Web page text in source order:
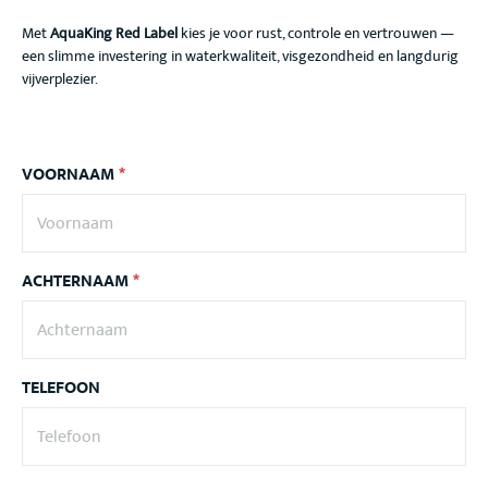
MetAquaKing Red Labelkies je voor rust, controle en vertrouwen —
een slimme investering in waterkwaliteit, visgezondheid en langdurig
vijverplezier.
VOORNAAM*
ACHTERNAAM*
TELEFOON